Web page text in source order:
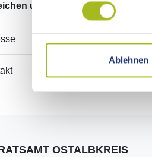
Ablehnen
unser Internetangebot unter
OSTALBKREIS